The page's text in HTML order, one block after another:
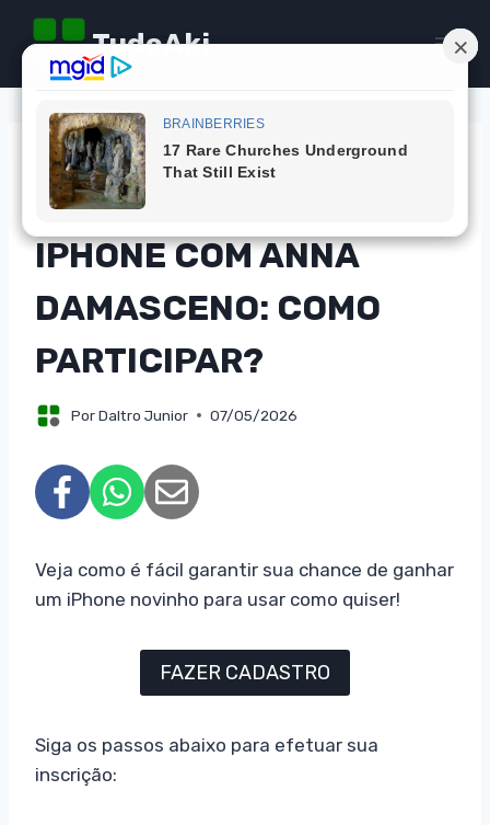
Pular
para
TudoAki
DICAS
CONCORRA A UM
IPHONE COM ANNA
DAMASCENO: COMO
PARTICIPAR?
PorDaltro Junior 07/05/2026
Veja como é fácil garantir sua chance de ganhar
um iPhone novinho para usar como quiser!
FAZER CADASTRO
Siga os passos abaixo para efetuar sua
inscrição: